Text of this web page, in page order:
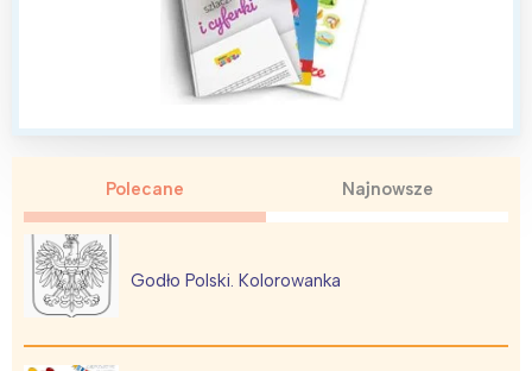
Polecane Najnowsze
Godło Polski. Kolorowanka
Interesują mnie wydarzenia z
tego regionu:
Trójmiasto
Poznań
Wrocław
Południe
Wszystkie
Wybieram